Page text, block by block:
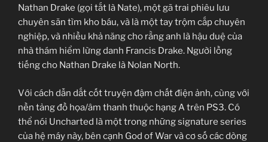
Nathan Drake (gọi tắt là Nate), một gã trai phiêu lưu
chuyên săn tìm kho báu, và là một tay trộm cắp chuyên
nghiệp, và nhiều khả năng cho rằng anh là hậu duệ của
nhà thám hiểm lừng danh Francis Drake. Người lồng
tiếng cho Nathan Drake là Nolan North.
Với cách dẫn dắt cốt truyện đậm chất điện ảnh, cùng với
nền tảng đồ họa/âm thanh thuộc hạng A trên PS3. Có
thể nói Uncharted là một trong những signature series
của hệ máy này, bên cạnh God of War và cơ số các dòng